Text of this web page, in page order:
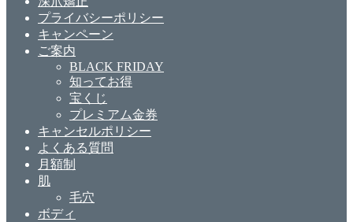
プライバシーポリシー
キャンペーン
ご案内
BLACK FRIDAY
知ってお得
宝くじ
プレミアム金券
キャンセルポリシー
よくある質問
月額制
肌
毛穴
ボディ